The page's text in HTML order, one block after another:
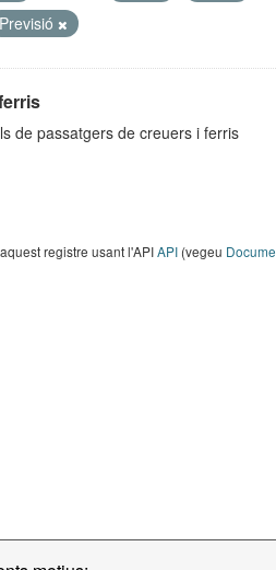
Previsió
de passatgers de creuers i ferris
registre usant l'APIAPI (vegeu